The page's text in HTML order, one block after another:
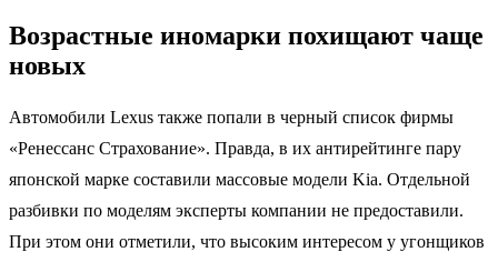
Возрастные иномарки похищают чаще
новых
Автомобили Lexus также попали в черный список фирмы
«Ренессанс Страхование». Правда, в их антирейтинге пару
японской марке составили массовые модели Kia. Отдельной
разбивки по моделям эксперты компании не предоставили.
При этом они отметили, что высоким интересом у угонщиков